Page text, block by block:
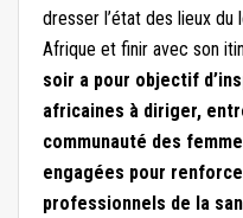
dresser l’état des lieux du
Afrique et finir avec son
soir a pour objectif
africaines à diriger,
communauté des
engagées pour
professionnels de la